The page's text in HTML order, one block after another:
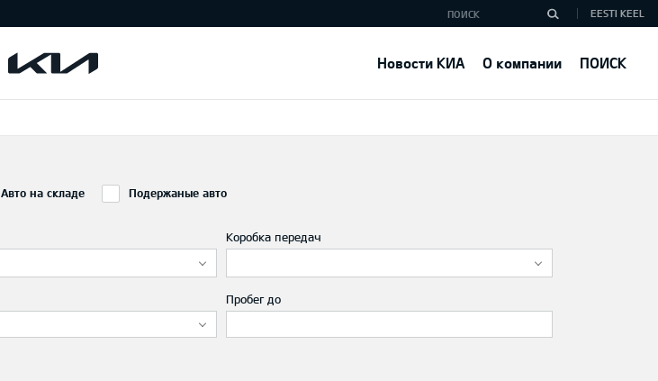
Новости КИА О компании ПОИСК
EESTI KEEL
Авто на складе Подержаные авто
Коробка передач
Пробег до